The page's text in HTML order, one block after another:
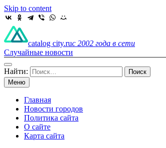
Skip to content
catalog city.ruс 2002 года в сети
Случайные новости
Найти:
Меню
Главная
Новости городов
Политика сайта
О сайте
Карта сайта